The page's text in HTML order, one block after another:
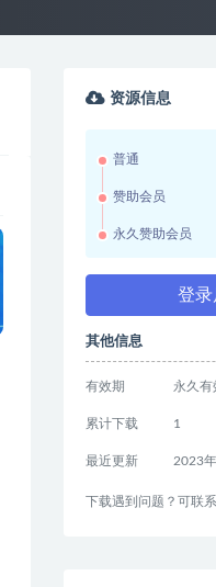
资源信息
普通
赞助会员
永久赞助会员
登录
其他信息
有效期 永久有
累计下载 1
最近更新 2023
下载遇到问题？可联